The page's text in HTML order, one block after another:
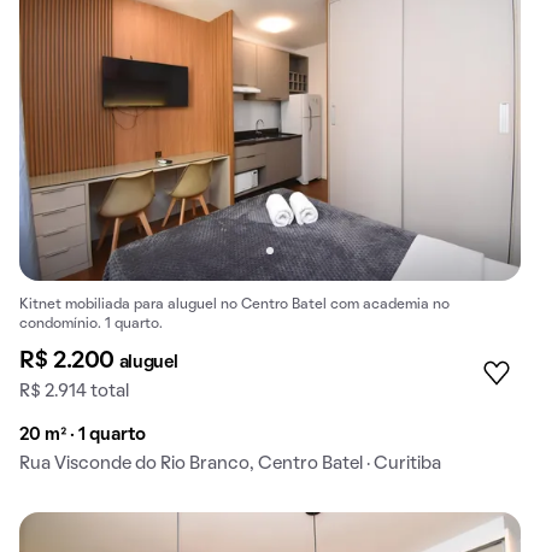
Kitnet mobiliada para aluguel no Centro Batel com academia no
condomínio. 1 quarto.
R$ 2.200 aluguel
R$ 2.914 total
20 m² · 1 quarto
Rua Visconde do Rio Branco, Centro Batel · Curitiba